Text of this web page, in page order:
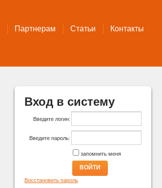
Партнерам Статьи Контакты
Вход в систему
Введите логин:
Введите пароль:
запомнить меня
ВОЙТИ
Восстановить пароль